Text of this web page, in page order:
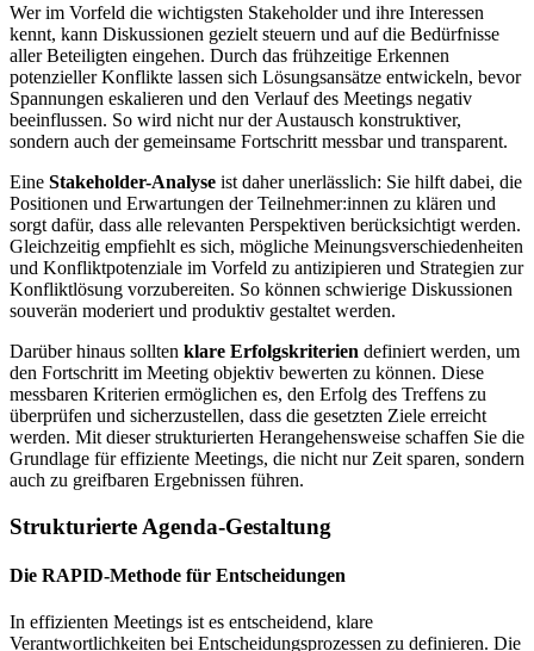
Wer im Vorfeld die wichtigsten Stakeholder und ihre Interessen
kennt, kann Diskussionen gezielt steuern und auf die Bedürfnisse
aller Beteiligten eingehen. Durch das frühzeitige Erkennen
potenzieller Konflikte lassen sich Lösungsansätze entwickeln, bevor
Spannungen eskalieren und den Verlauf des Meetings negativ
beeinflussen. So wird nicht nur der Austausch konstruktiver,
sondern auch der gemeinsame Fortschritt messbar und transparent.
Eine Stakeholder-Analyse ist daher unerlässlich: Sie hilft dabei, die
Positionen und Erwartungen der Teilnehmer:innen zu klären und
sorgt dafür, dass alle relevanten Perspektiven berücksichtigt werden.
Gleichzeitig empfiehlt es sich, mögliche Meinungsverschiedenheiten
und Konfliktpotenziale im Vorfeld zu antizipieren und Strategien zur
Konfliktlösung vorzubereiten. So können schwierige Diskussionen
souverän moderiert und produktiv gestaltet werden.
Darüber hinaus sollten klare Erfolgskriterien definiert werden, um
den Fortschritt im Meeting objektiv bewerten zu können. Diese
messbaren Kriterien ermöglichen es, den Erfolg des Treffens zu
überprüfen und sicherzustellen, dass die gesetzten Ziele erreicht
werden. Mit dieser strukturierten Herangehensweise schaffen Sie die
Grundlage für effiziente Meetings, die nicht nur Zeit sparen, sondern
auch zu greifbaren Ergebnissen führen.
Strukturierte Agenda-Gestaltung
Die RAPID-Methode für Entscheidungen
In effizienten Meetings ist es entscheidend, klare
Verantwortlichkeiten bei Entscheidungsprozessen zu definieren. Die